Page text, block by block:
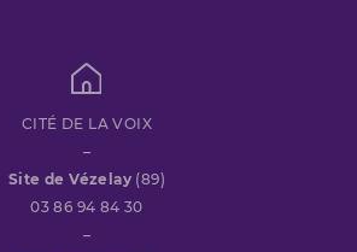
CITÉ DE LA VOIX
–
Site de Vézelay (89)
03 86 94 84 30
–